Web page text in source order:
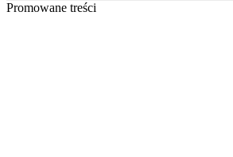
Promowane treści